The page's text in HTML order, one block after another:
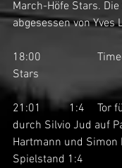
March-Höfe Stars.
abgesessen von Yves
18:00		Timeout March-Höfe
Stars
21:01	1:4	Tor für ihcSF Linth III
durch Silvio Jud auf
Hartmann und Simon
Spielstand 1:4